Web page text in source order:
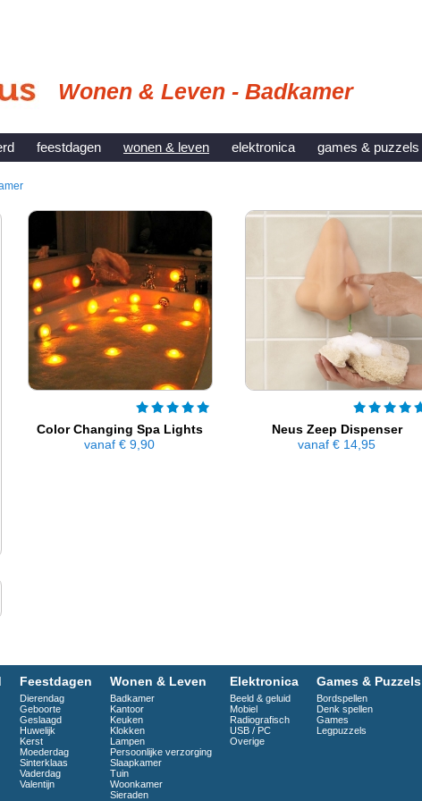
Wonen & Leven - Badkamer
feestdagen wonen & leven elektronica games & puzzels
Color Changing Spa Lights
vanaf € 9,90
Neus Zeep Dispenser
vanaf € 14,95
Feestdagen
Dierendag
Geboorte
Geslaagd
Huwelijk
Kerst
Moederdag
Sinterklaas
Vaderdag
Valentijn
Wonen & Leven
Badkamer
Kantoor
Keuken
Klokken
Lampen
Persoonlijke verzorging
Slaapkamer
Tuin
Woonkamer
Sieraden
Elektronica
Beeld & geluid
Mobiel
Radiografisch
USB / PC
Overige
Games & Puzzels
Bordspellen
Denk spellen
Games
Legpuzzels